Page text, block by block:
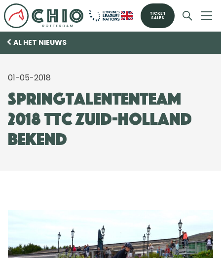
TICKET
SALES
AL HET NIEUWS
01-05-2018
Springtalententeam
2018 TTC Zuid-Holland
bekend